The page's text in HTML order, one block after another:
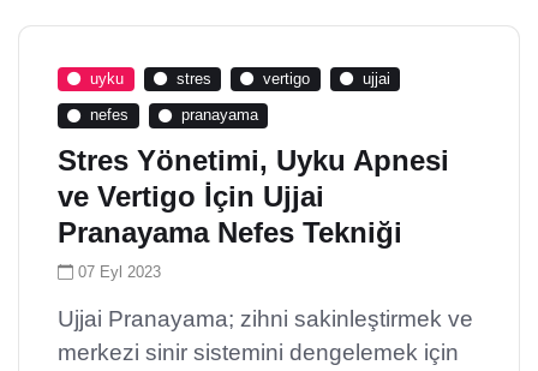
uyku stres vertigo ujjai
nefes pranayama
Stres Yönetimi, Uyku Apnesi
ve Vertigo İçin Ujjai
Pranayama Nefes Tekniği
07 Eyl 2023
Ujjai Pranayama; zihni sakinleştirmek ve
merkezi sinir sistemini dengelemek için